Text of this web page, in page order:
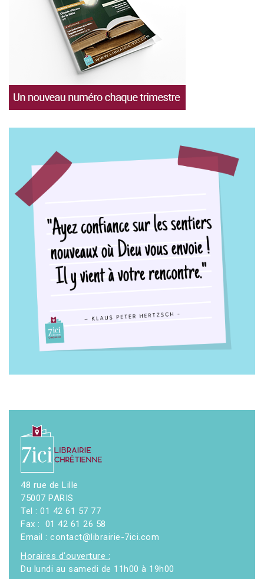
48 rue de Lille
75007 PARIS
Tel : 01 42 61 57 77
Fax : 01 42 61 26 58
Email : contact@librairie-7ici.com
Horaires d'ouverture :
Du lundi au samedi de 11h00 à 19h00